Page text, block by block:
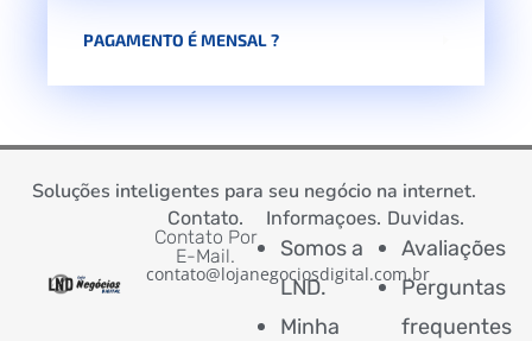
PAGAMENTO É MENSAL ?
Soluções inteligentes para seu negócio na internet.
Contato.
Contato Por
E-Mail.
contato@lojanegociosdigital.com.br
Informaçoes.
Somos a
LND.
Minha
Duvidas.
Avaliações
Perguntas
frequentes